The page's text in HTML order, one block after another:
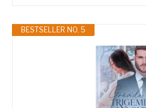
BESTSELLER NO. 5